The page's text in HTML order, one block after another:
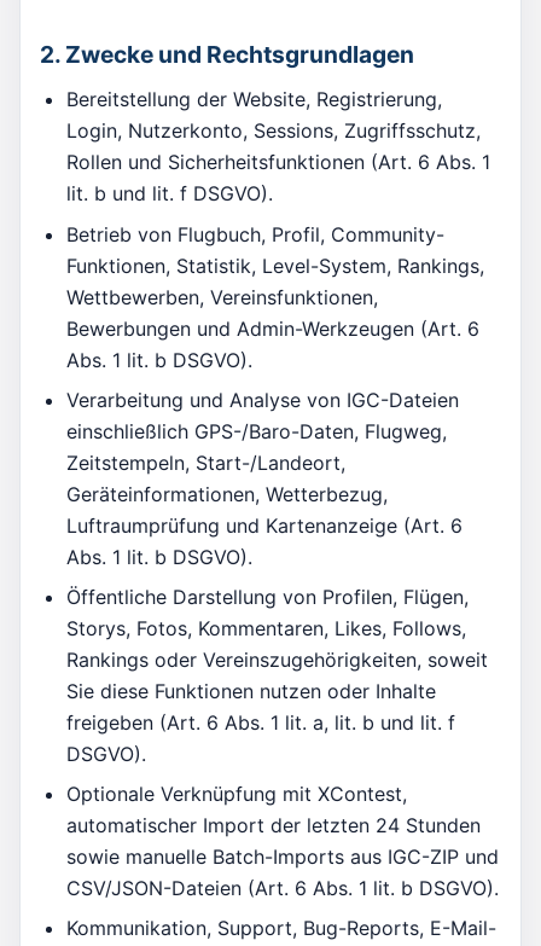
2. Zwecke und Rechtsgrundlagen
Bereitstellung der Website, Registrierung,
Login, Nutzerkonto, Sessions, Zugriffsschutz,
Rollen und Sicherheitsfunktionen (Art. 6 Abs. 1
lit. b und lit. f DSGVO).
Betrieb von Flugbuch, Profil, Community-
Funktionen, Statistik, Level-System, Rankings,
Wettbewerben, Vereinsfunktionen,
Bewerbungen und Admin-Werkzeugen (Art. 6
Abs. 1 lit. b DSGVO).
Verarbeitung und Analyse von IGC-Dateien
einschließlich GPS-/Baro-Daten, Flugweg,
Zeitstempeln, Start-/Landeort,
Geräteinformationen, Wetterbezug,
Luftraumprüfung und Kartenanzeige (Art. 6
Abs. 1 lit. b DSGVO).
Öffentliche Darstellung von Profilen, Flügen,
Storys, Fotos, Kommentaren, Likes, Follows,
Rankings oder Vereinszugehörigkeiten, soweit
Sie diese Funktionen nutzen oder Inhalte
freigeben (Art. 6 Abs. 1 lit. a, lit. b und lit. f
DSGVO).
Optionale Verknüpfung mit XContest,
automatischer Import der letzten 24 Stunden
sowie manuelle Batch-Imports aus IGC-ZIP und
CSV/JSON-Dateien (Art. 6 Abs. 1 lit. b DSGVO).
Kommunikation, Support, Bug-Reports, E-Mail-